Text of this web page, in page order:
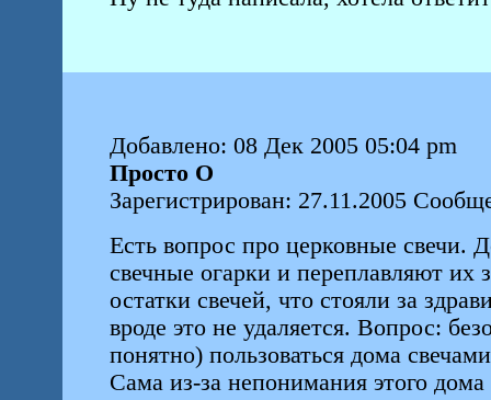
Добавлено: 08 Дек 2005 05:04 pm
Просто О
Зарегистрирован: 27.11.2005
Есть вопрос про церковные свечи.
свечные огарки и переплавляют их
остатки свечей, что стояли за
вроде это не удаляется. Вопрос:
понятно) пользоваться дома
Сама из-за непонимания этого